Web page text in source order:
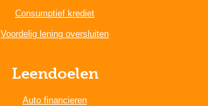
Consumptief krediet
Voordelig lening oversluiten
Leendoelen
Auto financieren